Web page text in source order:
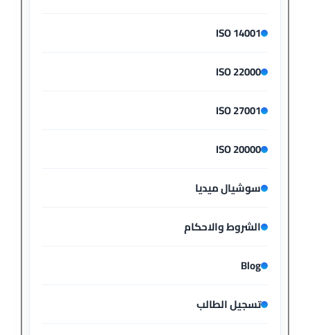
ISO 14001
ISO 22000
ISO 27001
ISO 20000
سوشيال ميديا
الشروط والاحكام
Blog
تسجيل الطالب